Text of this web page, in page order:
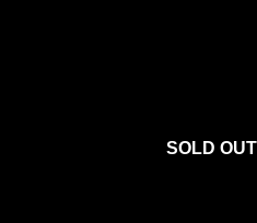
SOLD OUT